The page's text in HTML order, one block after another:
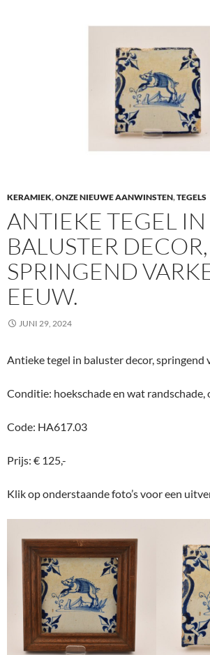
KERAMIEK,ONZE NIEUWE AANWINSTEN,TEGELS
ANTIEKE TEGEL IN
BALUSTER DECOR,
SPRINGEND
EEUW.
JUNI 29, 2024
Antieke tegel in baluster decor, springend
Conditie: hoekschade en wat randschade,
Code: HA617.03
Prijs: € 125,-
Klik op onderstaande foto’s voor een